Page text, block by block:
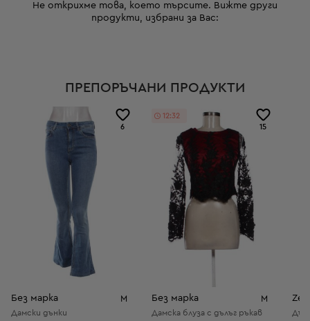
Не открихме това, което търсите. Вижте други
продукти, избрани за Вас:
ПРЕПОРЪЧАНИ ПРОДУКТИ
6
Без марка M
Дамски дънки
15
Без марка M
Дамска блуза с дълъг ръкав
12:32